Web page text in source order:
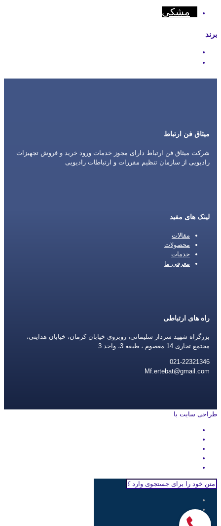
مشکی
برند
میثاق فن ارتباط
شرکت میثاق فن ارتباط دارای مجوز خدمات ورود خرید و فروش تجهیزات
رادیویی از سازمان تنظیم مقررات و ارتباطات رادیویی
لینک های مفید
مقالات
محصولات
خدمات
معرفی ما
راه های ارتباطی
بزرگراه شهید سردار سلیمانی، روبروی خیابان کرمان، خیابان هدایتی،
مجتمع تجاری 14 معصوم ، طبقه 3، واحد 3
021-22321346
Mf.ertebat@gmail.com
طراحی سایت با